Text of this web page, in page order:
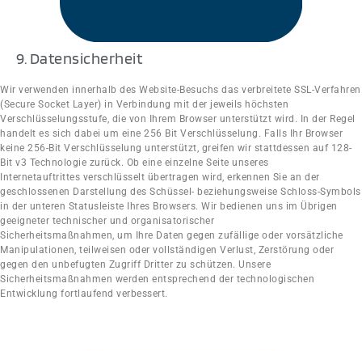
9. Datensicherheit
Wir verwenden innerhalb des Website-Besuchs das verbreitete SSL-Verfahren
(Secure Socket Layer) in Verbindung mit der jeweils höchsten
Verschlüsselungsstufe, die von Ihrem Browser unterstützt wird. In der Regel
handelt es sich dabei um eine 256 Bit Verschlüsselung. Falls Ihr Browser
keine 256-Bit Verschlüsselung unterstützt, greifen wir stattdessen auf 128-
Bit v3 Technologie zurück. Ob eine einzelne Seite unseres
Internetauftrittes verschlüsselt übertragen wird, erkennen Sie an der
geschlossenen Darstellung des Schüssel- beziehungsweise Schloss-Symbols
in der unteren Statusleiste Ihres Browsers. Wir bedienen uns im Übrigen
geeigneter technischer und organisatorischer
Sicherheitsmaßnahmen, um Ihre Daten gegen zufällige oder vorsätzliche
Manipulationen, teilweisen oder vollständigen Verlust, Zerstörung oder
gegen den unbefugten Zugriff Dritter zu schützen. Unsere
Sicherheitsmaßnahmen werden entsprechend der technologischen
Entwicklung fortlaufend verbessert.